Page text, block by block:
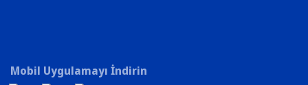
Mobil Uygulamayı İndirin